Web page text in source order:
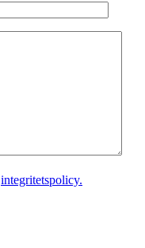
integritetspolicy.